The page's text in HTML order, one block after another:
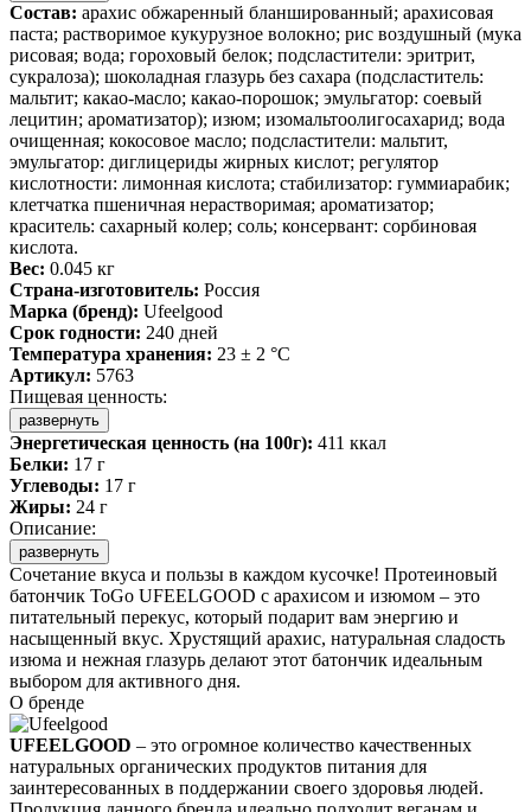
Состав: арахис обжаренный бланшированный; арахисовая
паста; растворимое кукурузное волокно; рис воздушный (мука
рисовая; вода; гороховый белок; подсластители: эритрит,
сукралоза); шоколадная глазурь без сахара (подсластитель:
мальтит; какао-масло; какао-порошок; эмульгатор: соевый
лецитин; ароматизатор); изюм; изомальтоолигосахарид; вода
очищенная; кокосовое масло; подсластители: мальтит,
эмульгатор: диглицериды жирных кислот; регулятор
кислотности: лимонная кислота; стабилизатор: гуммиарабик;
клетчатка пшеничная нерастворимая; ароматизатор;
краситель: сахарный колер; соль; консервант: сорбиновая
кислота.
Вес: 0.045 кг
Страна-изготовитель: Россия
Марка (бренд): Ufeelgood
Срок годности: 240 дней
Температура хранения: 23 ± 2 °C
Артикул: 5763
Пищевая ценность:
развернуть
Энергетическая ценность (на 100г): 411 ккал
Белки: 17 г
Углеводы: 17 г
Жиры: 24 г
Описание:
развернуть
Сочетание вкуса и пользы в каждом кусочке! Протеиновый
батончик ToGo UFEELGOOD с арахисом и изюмом – это
питательный перекус, который подарит вам энергию и
насыщенный вкус. Хрустящий арахис, натуральная сладость
изюма и нежная глазурь делают этот батончик идеальным
выбором для активного дня.
О бренде
UFEELGOOD – это огромное количество качественных
натуральных органических продуктов питания для
заинтересованных в поддержании своего здоровья людей.